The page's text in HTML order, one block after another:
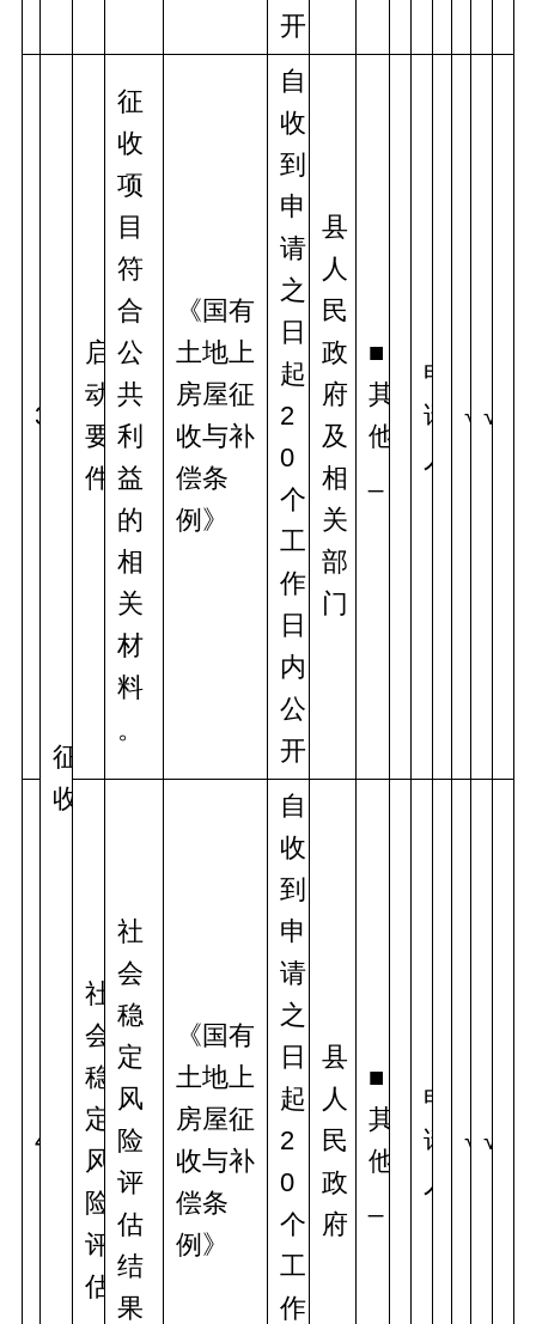
开
3
征
收
启
动
要
件
征
收
项
目
符
合
公
共
利
益
的
相
关
材
料
。
《国有
土地上
房屋征
收与补
偿条
例》
自
收
到
申
请
之
日
起
2
0
个
工
作
日
内
公
开
县
人
民
政
府
及
相
关
部
门
■
其
他
申
请
人
√ √
4
社
会
稳
定
风
险
评
估
社
会
稳
定
风
险
评
估
结
果
《国有
土地上
房屋征
收与补
偿条
例》
自
收
到
申
请
之
日
起
2
0
个
工
作
县
人
民
政
府
■
其
他
申
请
人
√ √